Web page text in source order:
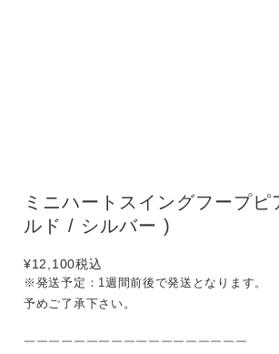
ミニハートスイングフープ
ルド / シルバー )
¥12,100税込
※発送予定：1週間前後で発送となります。
予めご了承下さい。
￣￣￣￣￣￣￣￣￣￣￣￣￣￣￣￣￣￣